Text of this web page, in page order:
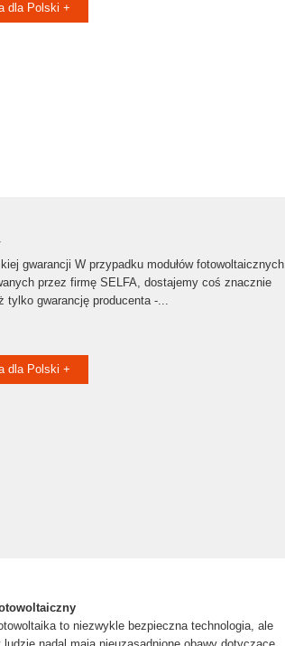
dla Polski +
gwarancji W przypadku modułów fotowoltaicznych
przez firmę SELFA, dostajemy coś znacznie
tylko gwarancję producenta -...
dla Polski +
to niezwykle bezpieczna technologia, ale